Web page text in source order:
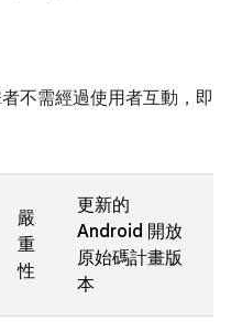
不需經過使用者互動，即
嚴
重
性
更新的
Android 開放
原始碼計畫版
本